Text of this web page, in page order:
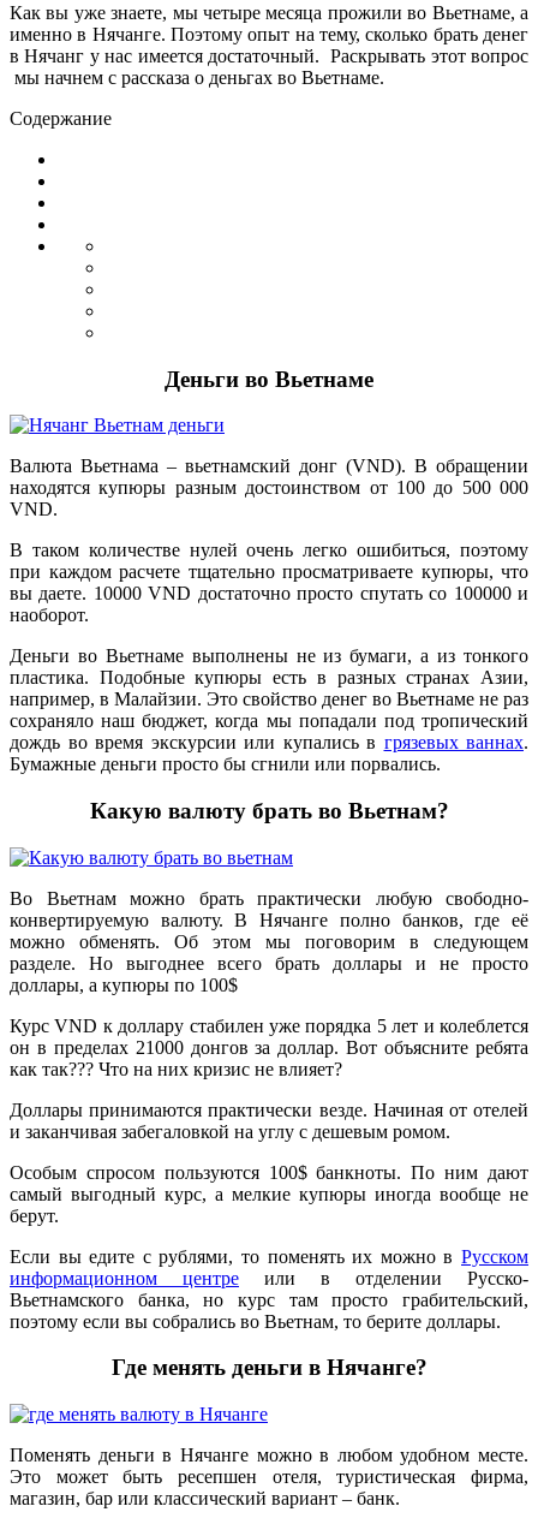
Как вы уже знаете, мы четыре месяца прожили во Вьетнаме, а
именно в Нячанге. Поэтому опыт на тему, сколько брать денег
в Нячанг у нас имеется достаточный. Раскрывать этот вопрос
мы начнем с рассказа о деньгах во Вьетнаме.
Содержание
Деньги во Вьетнаме
Валюта Вьетнама – вьетнамский донг (VND). В обращении
находятся купюры разным достоинством от 100 до 500 000
VND.
В таком количестве нулей очень легко ошибиться, поэтому
при каждом расчете тщательно просматриваете купюры, что
вы даете. 10000 VND достаточно просто спутать со 100000 и
наоборот.
Деньги во Вьетнаме выполнены не из бумаги, а из тонкого
пластика. Подобные купюры есть в разных странах Азии,
например, в Малайзии. Это свойство денег во Вьетнаме не раз
сохраняло наш бюджет, когда мы попадали под тропический
дождь во время экскурсии или купались в грязевых ваннах.
Бумажные деньги просто бы сгнили или порвались.
Какую валюту брать во Вьетнам?
Во Вьетнам можно брать практически любую свободно-
конвертируемую валюту. В Нячанге полно банков, где её
можно обменять. Об этом мы поговорим в следующем
разделе. Но выгоднее всего брать доллары и не просто
доллары, а купюры по 100$
Курс VND к доллару стабилен уже порядка 5 лет и колеблется
он в пределах 21000 донгов за доллар. Вот объясните ребята
как так??? Что на них кризис не влияет?
Доллары принимаются практически везде. Начиная от отелей
и заканчивая забегаловкой на углу с дешевым ромом.
Особым спросом пользуются 100$ банкноты. По ним дают
самый выгодный курс, а мелкие купюры иногда вообще не
берут.
Если вы едите с рублями, то поменять их можно в Русском
информационном центре или в отделении Русско-
Вьетнамского банка, но курс там просто грабительский,
поэтому если вы собрались во Вьетнам, то берите доллары.
Где менять деньги в Нячанге?
Поменять деньги в Нячанге можно в любом удобном месте.
Это может быть ресепшен отеля, туристическая фирма,
магазин, бар или классический вариант – банк.